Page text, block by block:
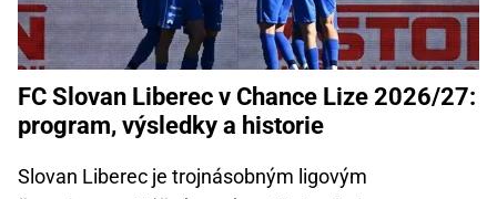
FC Slovan Liberec v Chance Lize 2026/27:
program, výsledky a historie
Slovan Liberec je trojnásobným ligovým